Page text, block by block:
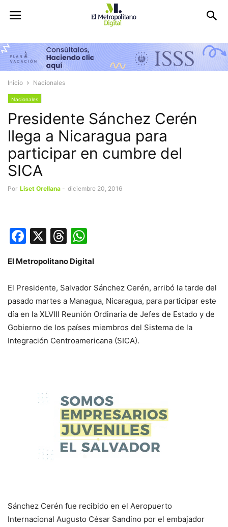
Inicio Nacionales
Nacionales
Presidente Sánchez Cerén
llega a Nicaragua para
participar en cumbre del
SICA
Por Liset Orellana - diciembre 20, 2016
Facebook
X Threads
El Metropolitano Digital
El Presidente, Salvador Sánchez Cerén, arribó la tarde del
pasado martes a Managua, Nicaragua, para participar este
día en la XLVIII Reunión Ordinaria de Jefes de Estado y de
Gobierno de los países miembros del Sistema de la
Integración Centroamericana (SICA).
Sánchez Cerén fue recibido en el Aeropuerto
Internacional Augusto César Sandino por el embajador